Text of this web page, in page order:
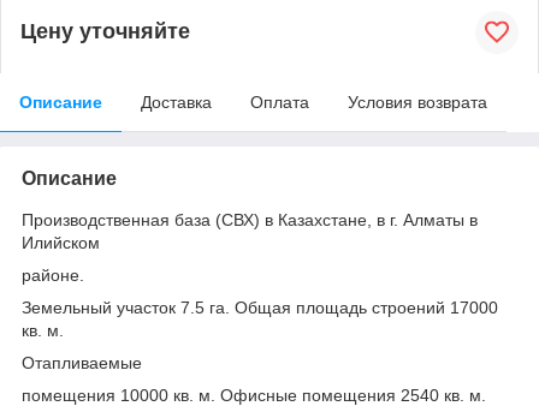
Цену уточняйте
Описание Доставка Оплата Условия возврата
Описание
Производственная база (СВХ) в Казахстане, в г. Алматы в
Илийском
районе.
Земельный участок 7.5 га. Общая площадь строений 17000
кв. м.
Отапливаемые
помещения 10000 кв. м. Офисные помещения 2540 кв. м.